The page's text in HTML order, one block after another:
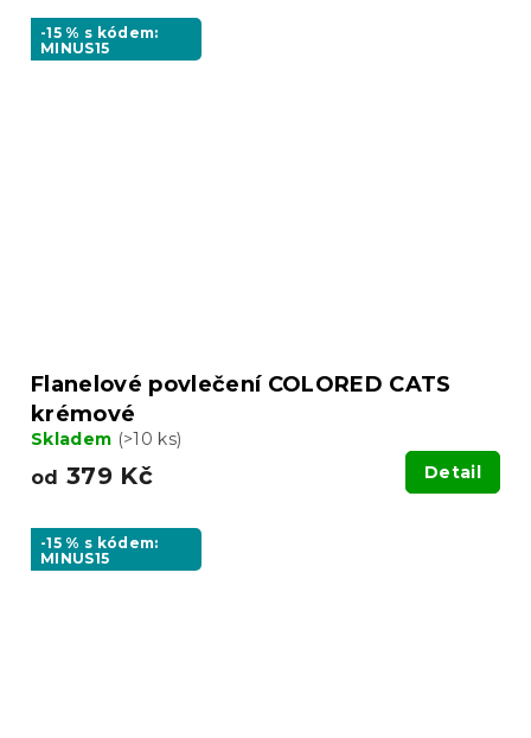
-15 % s kódem:
MINUS15
Flanelové povlečení COLORED CATS
krémové
Skladem (>10 ks)
od 379 Kč Detail
-15 % s kódem:
MINUS15